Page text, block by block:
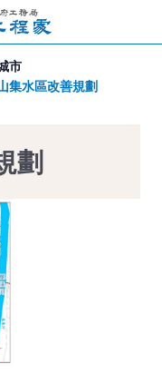
市
集水區改善規劃
劃